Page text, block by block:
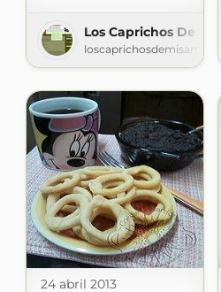
Los Caprichos De Mis
24 abril 2013